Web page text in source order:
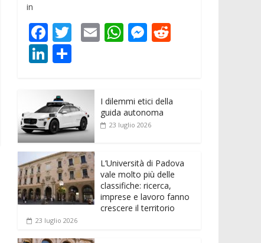
in
F
ac
e
b
o
o
k
T
er
E W
A
p
M
n
g
t
Li
k
e
dI
n
n
di
vi
di
I dilemmi etici della
guida autonoma
23 luglio 2026
L’Università di Padova
vale molto più delle
classifiche: ricerca,
imprese e lavoro fanno
crescere il territorio
23 luglio 2026